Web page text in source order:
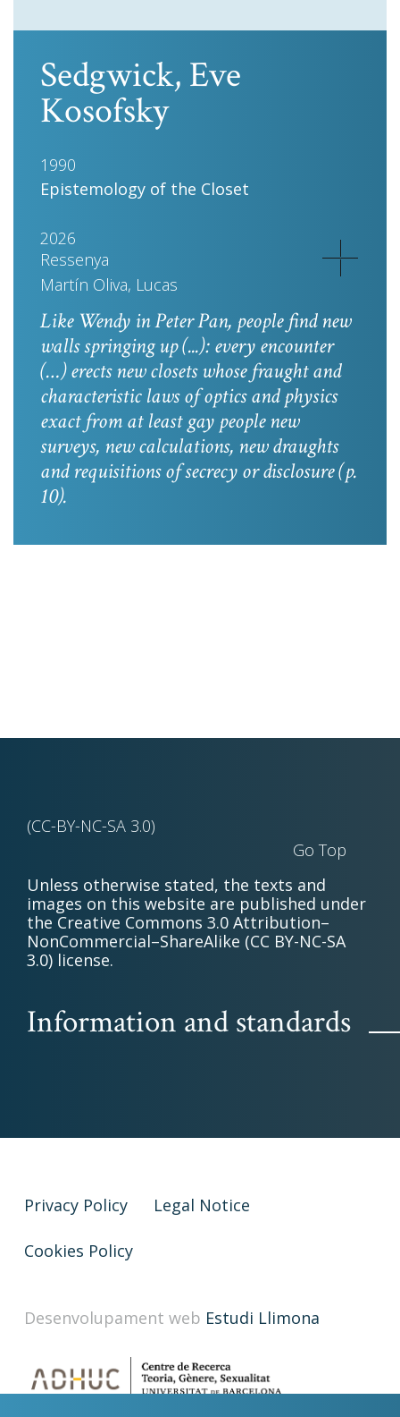
Sedgwick, Eve
Kosofsky
1990
Epistemology of the Closet
2026
Ressenya
Martín Oliva, Lucas
Like Wendy inPeter Pan, people find new
walls springing up (...): every encounter
(…) erects new closets whose fraught and
characteristic laws of optics and physics
exact from at least gay people new
surveys, new calculations, new draughts
and requisitions of secrecy or disclosure(p.
10).
(CC-BY-NC-SA 3.0)
Go Top
Unless otherwise stated, the texts and
images on this website are published under
the Creative Commons 3.0 Attribution–
NonCommercial–ShareAlike (CC BY-NC-SA
3.0) license.
Information and standards
Privacy Policy Legal Notice
Cookies Policy
Desenvolupament web Estudi Llimona